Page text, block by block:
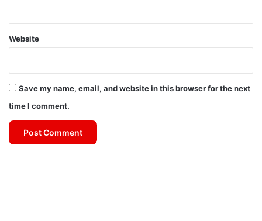
Website
Save my name, email, and website in this browser for the next
time I comment.